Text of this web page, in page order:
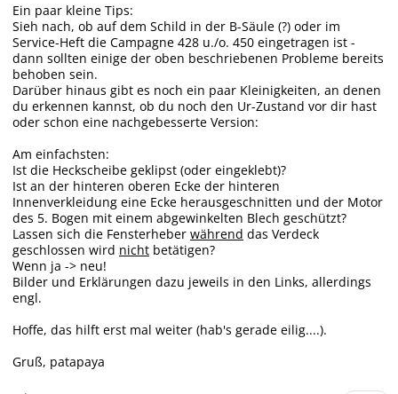
Ein paar kleine Tips:
Sieh nach, ob auf dem Schild in der B-Säule (?) oder im
Service-Heft die Campagne 428 u./o. 450 eingetragen ist -
dann sollten einige der oben beschriebenen Probleme bereits
behoben sein.
Darüber hinaus gibt es noch ein paar Kleinigkeiten, an denen
du erkennen kannst, ob du noch den Ur-Zustand vor dir hast
oder schon eine nachgebesserte Version:
Am einfachsten:
Ist die Heckscheibe geklipst (oder eingeklebt)?
Ist an der hinteren oberen Ecke der hinteren
Innenverkleidung eine Ecke herausgeschnitten und der Motor
des 5. Bogen mit einem abgewinkelten Blech geschützt?
Lassen sich die Fensterheber während das Verdeck
geschlossen wird nicht betätigen?
Wenn ja -> neu!
Bilder und Erklärungen dazu jeweils in den Links, allerdings
engl.
Hoffe, das hilft erst mal weiter (hab's gerade eilig....).
Gruß, patapaya